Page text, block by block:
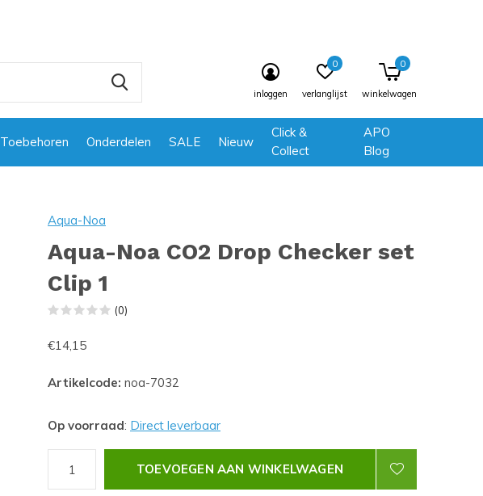
Toebehoren Onderdelen SALE Nieuw
Click &
Collect
APO
Blog
inloggen verlanglijst
0
winkelwagen
0
Aqua-Noa
Aqua-Noa CO2 Drop Checker set
Clip 1
(0)
€14,15
Artikelcode: noa-7032
Op voorraad: Direct leverbaar
TOEVOEGEN AAN WINKELWAGEN